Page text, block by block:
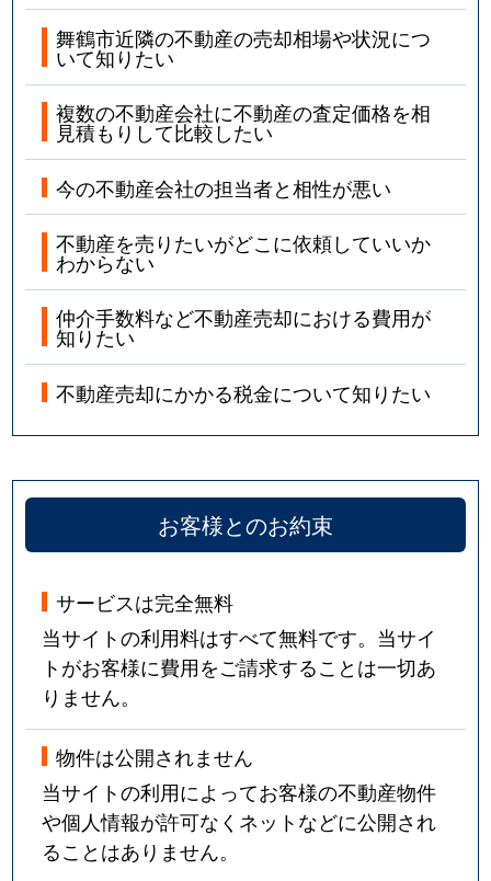
舞鶴市近隣の不動産の売却相場や状況につ
いて知りたい
複数の不動産会社に不動産の査定価格を相
見積もりして比較したい
今の不動産会社の担当者と相性が悪い
不動産を売りたいがどこに依頼していいか
わからない
仲介手数料など不動産売却における費用が
知りたい
不動産売却にかかる税金について知りたい
お客様とのお約束
サービスは完全無料
当サイトの利用料はすべて無料です。当サイ
トがお客様に費用をご請求することは一切あ
りません。
物件は公開されません
当サイトの利用によってお客様の不動産物件
や個人情報が許可なくネットなどに公開され
ることはありません。